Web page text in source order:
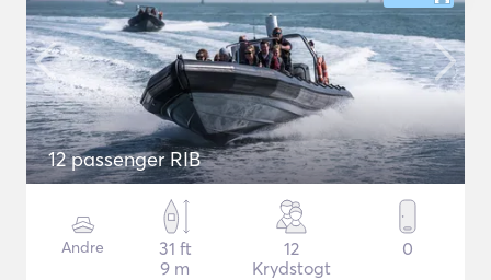
12 passenger RIB
Andre
31 ft
9 m
12
Krydstogt
0